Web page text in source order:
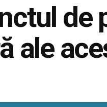
de
ale